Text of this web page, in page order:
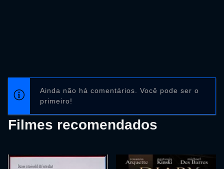
Ainda não há comentários. Você pode ser o
primeiro!
Filmes recomendados